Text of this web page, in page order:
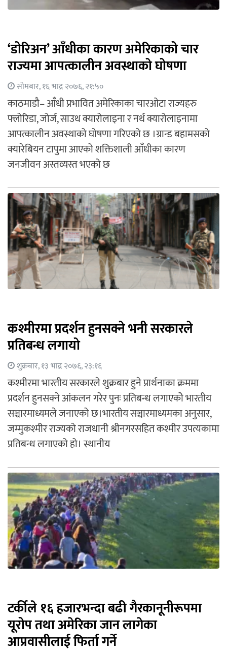
‘डोरिअन’ आँधीका कारण अमेरिकाको चार
राज्यमा आपत्कालीन अवस्थाको घोषणा
सोमबार, १६ भाद्र २०७६, २१:५०
काठमाडौ– आँधी प्रभावित अमेरिकाका चारओटा राज्यहरु
फ्लोरिडा, जोर्ज, साउथ क्यारोलाइना र नर्थ क्यारोलाइनामा
आपत्कालीन अवस्थाको घोषणा गरिएको छ ।ग्रान्ड बहामसको
क्यारेबियन टापुमा आएको शक्तिशाली आँधीका कारण
जनजीवन अस्तव्यस्त भएको छ
कश्मीरमा प्रदर्शन हुनसक्ने भनी सरकारले
प्रतिबन्ध लगायो
शुक्रबार, १३ भाद्र २०७६, २३:१६
कश्मीरमा भारतीय सरकारले शुक्रबार हुने प्रार्थनाका क्रममा
प्रदर्शन हुनसक्ने आंकलन गरेर पुनः प्रतिबन्ध लगाएकोे भारतीय
सञ्चारमाध्यमले जनाएको छ।भारतीय सञ्चारमाध्यमका अनुसार,
जम्मुकश्मीर राज्यको राजधानी श्रीनगरसहित कश्मीर उपत्यकामा
प्रतिबन्ध लगाएको हो। स्थानीय
टर्कीले १६ हजारभन्दा बढी गैरकानूनीरूपमा
यूरोप तथा अमेरिका जान लागेका
आप्रवासीलाई फिर्ता गर्ने